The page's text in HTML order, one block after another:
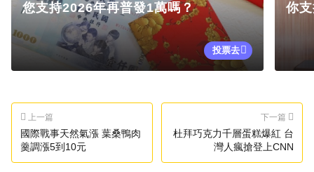
您支持2026年再普發1萬嗎？
投票去
你
上一篇
國際戰事天然氣漲 葉桑鴨肉
羹調漲5到10元
下一篇
杜拜巧克力千層蛋糕爆紅 台
灣人瘋搶登上CNN